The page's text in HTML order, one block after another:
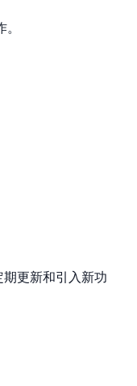
更新和引入新功